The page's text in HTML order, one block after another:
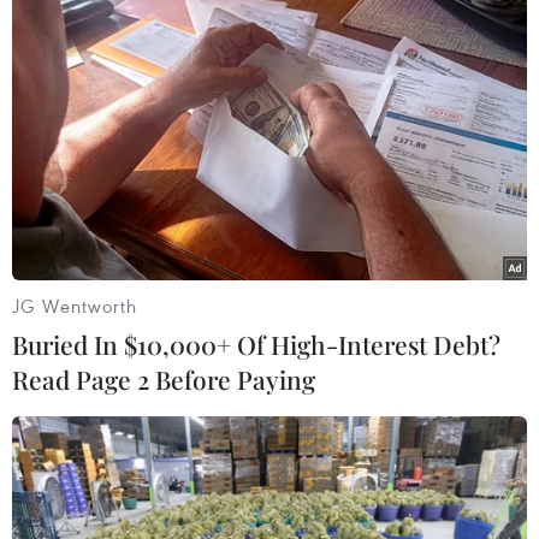
cầm đầu các cuộc bạo loạn đầu năm 2014, khiến
43 người thiệt mạng.
Cho tới nay liên minh MUD đối lập đã liên tiếp
từ chối đối thoại với Chính phủ và liên tục phát
động biểu tình, kích động bạo loạn từ đầu tháng
4 tới nay, khiến 67 người thiệt mạng./.
(TTXVN/Vietnam+)
JG Wentworth
Buried In $10,000+ Of High-Interest Debt?
Read Page 2 Before Paying